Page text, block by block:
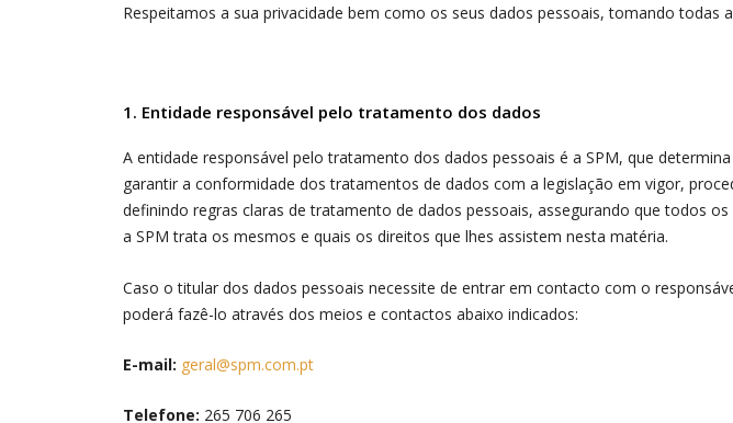
Respeitamos a sua privacidade bem como os seus dados pessoais, tomando todas
1. Entidade responsável pelo tratamento dos dados
A entidade responsável pelo tratamento dos dados pessoais é a SPM, que
garantir a conformidade dos tratamentos de dados com a legislação em vigor,
definindo regras claras de tratamento de dados pessoais, assegurando que todos
a SPM trata os mesmos e quais os direitos que lhes assistem nesta matéria.
Caso o titular dos dados pessoais necessite de entrar em contacto com o
poderá fazê-lo através dos meios e contactos abaixo indicados:
E-mail: geral@spm.com.pt
Telefone: 265 706 265